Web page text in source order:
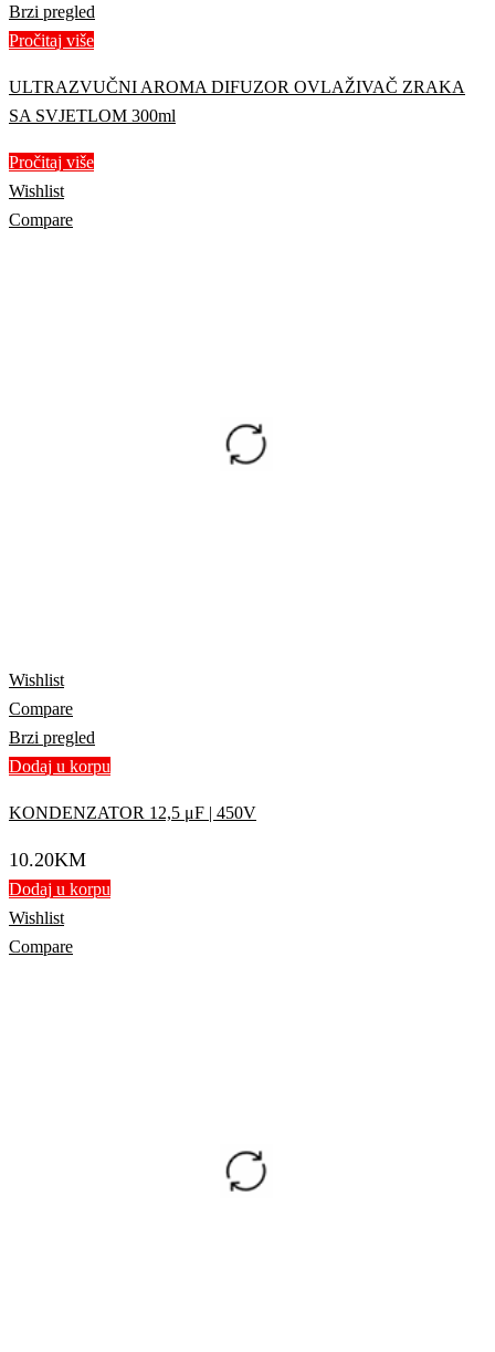
Brzi pregled
Pročitaj više
ULTRAZVUČNI AROMA DIFUZOR OVLAŽIVAČ ZRAKA
SA SVJETLOM 300ml
Pročitaj više
Wishlist
Compare
Wishlist
Compare
Brzi pregled
Dodaj u korpu
KONDENZATOR 12,5 μF | 450V
10.20KM
Dodaj u korpu
Wishlist
Compare